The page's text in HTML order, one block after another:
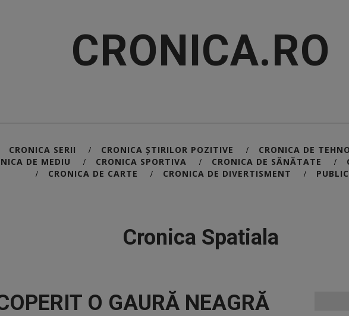
CRONICA.RO
CRONICA SERII / CRONICA ȘTIRILOR POZITIVE / CRONICA DE
DE MEDIU / CRONICA SPORTIVA / CRONICA DE SĂNĂTATE /
/ CRONICA DE CARTE / CRONICA DE DIVERTISMENT /
Cronica Spatiala
O GAURĂ NEAGRĂ